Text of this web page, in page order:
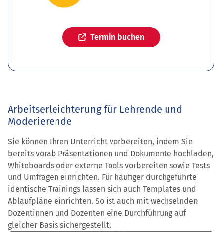
Termin buchen
Arbeitserleichterung für Lehrende und
Moderierende
Sie können Ihren Unterricht vorbereiten, indem Sie
bereits vorab Präsentationen und Dokumente hochladen,
Whiteboards oder externe Tools vorbereiten sowie Tests
und Umfragen einrichten. Für häufiger durchgeführte
identische Trainings lassen sich auch Templates und
Ablaufpläne einrichten. So ist auch mit wechselnden
Dozentinnen und Dozenten eine Durchführung auf
gleicher Basis sichergestellt.